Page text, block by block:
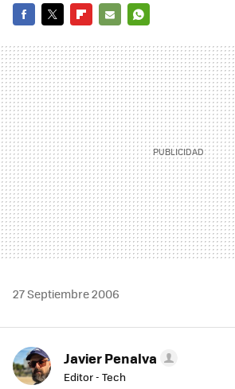
MAIL
27 Septiembre 2006
Javier Penalva
Editor - Tech